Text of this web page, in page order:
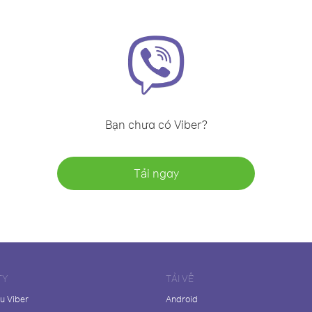
Bạn chưa có Viber?
Tải ngay
Viber
TẢI VỀ
Android